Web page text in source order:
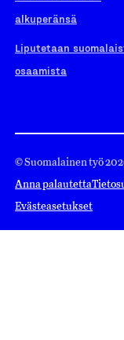
alkuperänsä
Liputetaan
osaamista
© Suomalainen työ
Anna palautetta
Evästeasetukset